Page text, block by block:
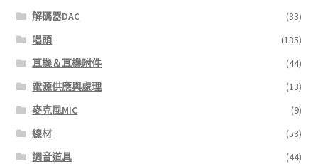
解碼器DAC
(33)
唱頭
(135)
耳機＆耳機附件
(44)
電源供應與處理
(13)
麥克風MIC
(9)
線材
(58)
調音道具
(44)